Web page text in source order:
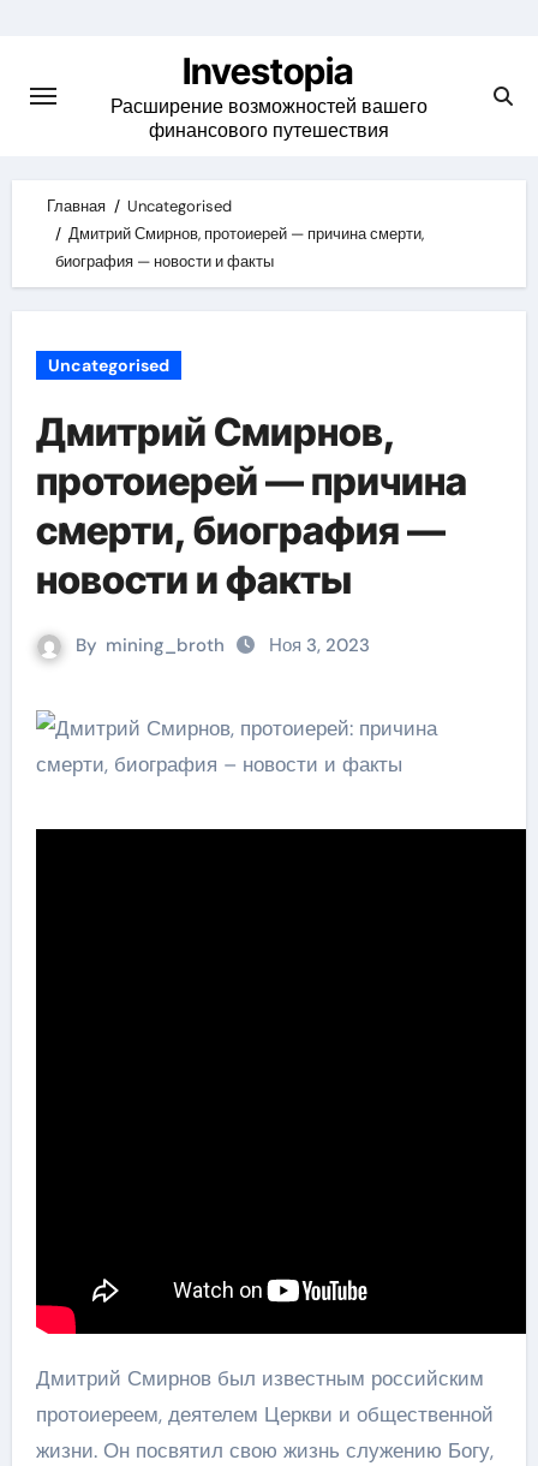
content
Investopia
Расширение возможностей вашего
финансового путешествия
Главная
Uncategorised
Дмитрий Смирнов, протоиерей — причина смерти,
биография — новости и факты
Uncategorised
Дмитрий Смирнов,
протоиерей — причина
смерти, биография —
новости и факты
By mining_broth Ноя 3, 2023
Дмитрий Смирнов был известным российским
протоиереем, деятелем Церкви и общественной
жизни. Он посвятил свою жизнь служению Богу,